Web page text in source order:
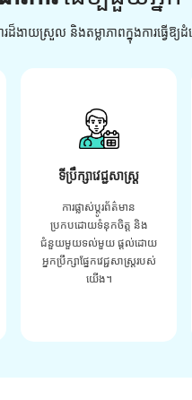
ងាយស្រួល និងតម្លាភាពក្នុងការធ្វ
ទីប្រឹក្សាវេជ្ជសាស្ត្រ
ការផ្លាស់ប្តូរព័ត៌មាន
ប្រកបដោយទំនុកចិត្ត និង
ជំនួយមួយទល់មួយ ផ្តល់ដោយ
អ្នកប្រឹក្សាផ្នែកវេជ្ជសាស្រ្តរបស់
យើង។